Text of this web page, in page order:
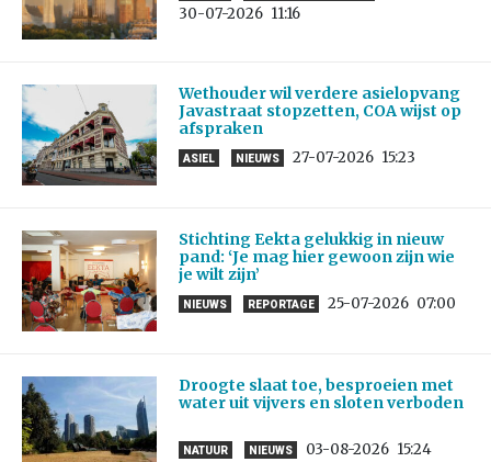
30-07-2026 11:16
Wethouder wil verdere asielopvang
Javastraat stopzetten, COA wijst op
afspraken
ASIEL NIEUWS 27-07-2026 15:23
Stichting Eekta gelukkig in nieuw
pand: ‘Je mag hier gewoon zijn wie
je wilt zijn’
NIEUWS REPORTAGE 25-07-2026 07:00
Droogte slaat toe, besproeien met
water uit vijvers en sloten verboden
NATUUR NIEUWS 03-08-2026 15:24